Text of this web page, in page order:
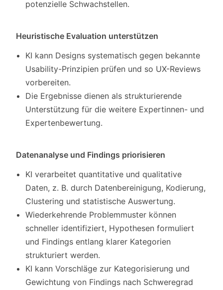
potenzielle Schwachstellen.
Heuristische Evaluation unterstützen
KI kann Designs systematisch gegen bekannte
Usability-Prinzipien prüfen und so UX-Reviews
vorbereiten.
Die Ergebnisse dienen als strukturierende
Unterstützung für die weitere Expertinnen- und
Expertenbewertung.
Datenanalyse und Findings priorisieren
KI verarbeitet quantitative und qualitative
Daten, z. B. durch Datenbereinigung, Kodierung,
Clustering und statistische Auswertung.
Wiederkehrende Problemmuster können
schneller identifiziert, Hypothesen formuliert
und Findings entlang klarer Kategorien
strukturiert werden.
KI kann Vorschläge zur Kategorisierung und
Gewichtung von Findings nach Schweregrad